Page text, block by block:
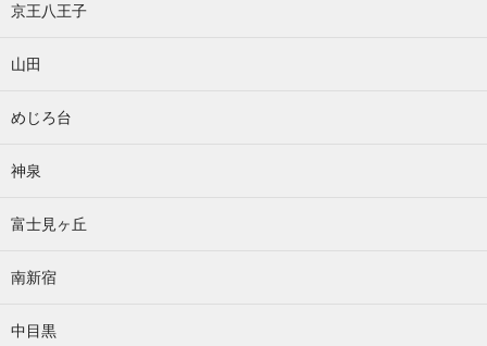
京王八王子
山田
めじろ台
神泉
富士見ヶ丘
南新宿
中目黒